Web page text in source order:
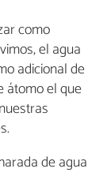
como
el agua
adicional de
átomo el que
de agua